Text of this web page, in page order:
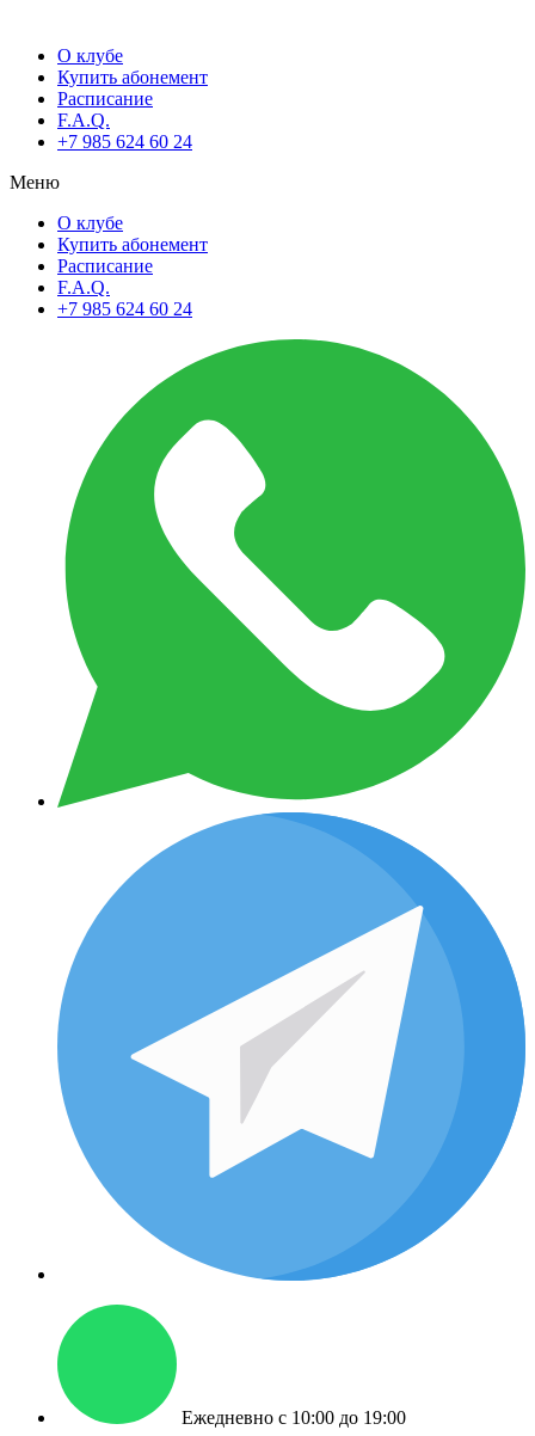
О клубе
Купить абонемент
Расписание
F.A.Q.
+7 985 624 60 24
Меню
О клубе
Купить абонемент
Расписание
F.A.Q.
+7 985 624 60 24
Ежедневно c 10:00 до 19:00